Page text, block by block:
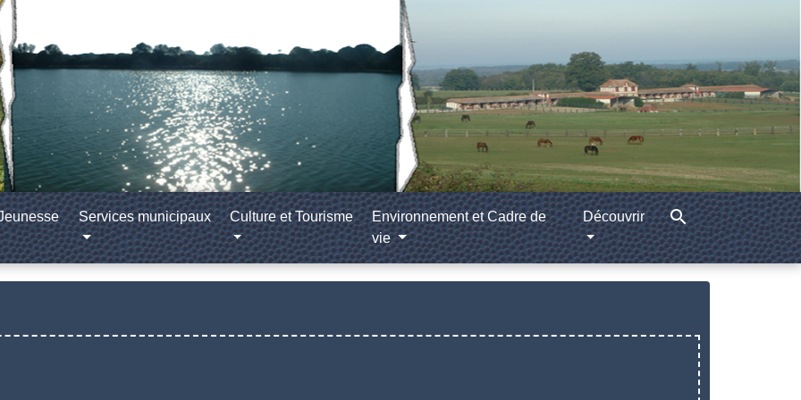
Services municipaux Culture et Tourisme
Environnement et Cadre de
vie
Découvrir search